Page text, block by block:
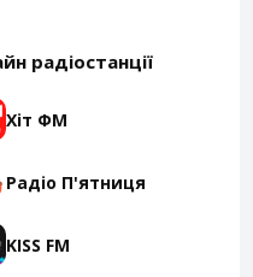
радіостанції
Хіт ФМ
Радіо П'ятниця
KISS FM